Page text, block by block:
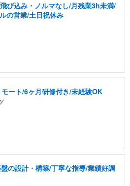
び込み・ノルマなし/月残業3h未満/
の営業/土日祝休み
ート/6ヶ月研修付き/未経験OK
の設計・構築/丁寧な指導/業績好調